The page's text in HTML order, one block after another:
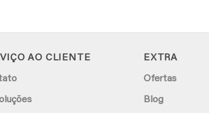
AO CLIENTE EXTRA
Ofertas
Blog